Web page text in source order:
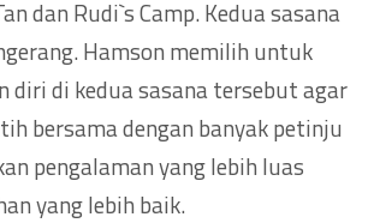
dan Rudi`s Camp. Kedua sasana
Hamson memilih untuk
diri di kedua sasana tersebut agar
bersama dengan banyak petinju
pengalaman yang lebih luas
yang lebih baik.